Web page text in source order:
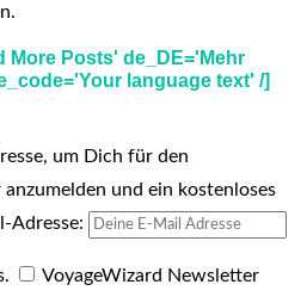
More Posts' de_DE='Mehr
language text' /]
um Dich für den
und ein kostenloses
Adresse:
VoyageWizard Newsletter